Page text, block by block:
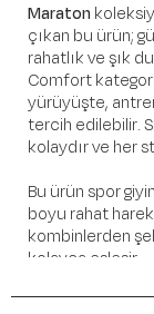
Maraton
çıkan bu ürün;
rahatlık ve şık
Comfort
yürüyüşte,
tercih edilebilir.
kolaydır ve her
Bu ürün spor
boyu rahat
kombinlerden
kolayca eşleşir.
Öne Çıkan